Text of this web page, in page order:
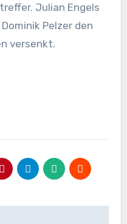
Julian Engels
Pelzer den
versenkt.